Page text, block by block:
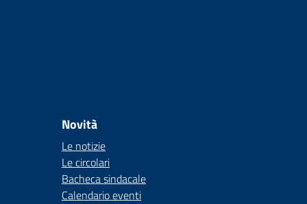
Novità
Le notizie
Le circolari
Bacheca sindacale
Calendario eventi